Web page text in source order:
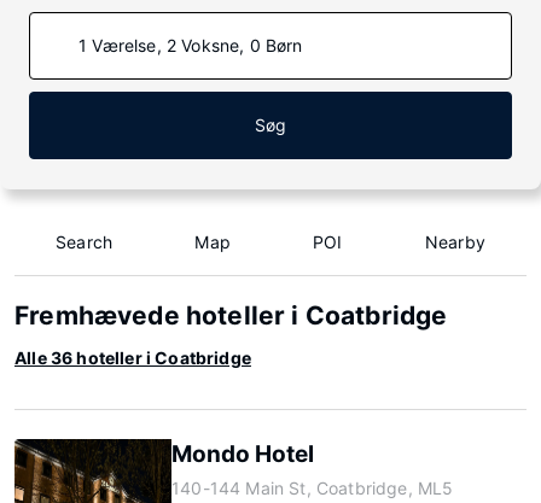
1 Værelse, 2 Voksne, 0 Børn
Søg
Search Map POI Nearby
Fremhævede hoteller i Coatbridge
Alle 36 hoteller i Coatbridge
Mondo Hotel
140-144 Main St, Coatbridge, ML5